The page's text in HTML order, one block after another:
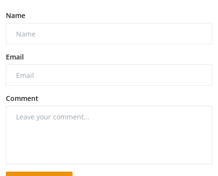
Name
Email
Comment